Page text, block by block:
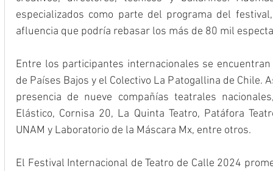
especializados como parte del programa del
afluencia que podría rebasar los más de 80 mil
Entre los participantes internacionales se
de Países Bajos y el Colectivo La Patogallina de Chile.
presencia de nueve compañías teatrales
Elástico, Cornisa 20, La Quinta Teatro, Patáfora
UNAM y Laboratorio de la Máscara Mx, entre otros.
El Festival Internacional de Teatro de Calle 2024